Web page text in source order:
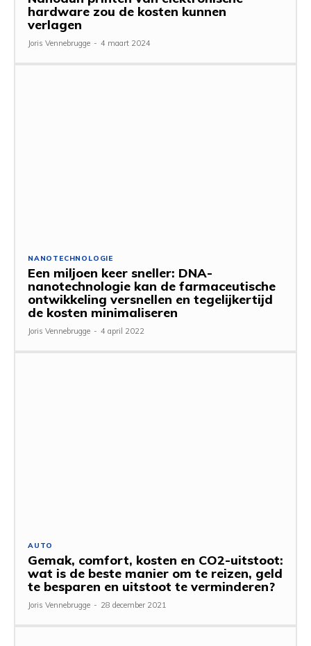
hardware zou de kosten kunnen
verlagen
Joris Vennebrugge - 4 maart 2024
NANOTECHNOLOGIE
Een miljoen keer sneller: DNA-
nanotechnologie kan de farmaceutische
ontwikkeling versnellen en tegelijkertijd
de kosten minimaliseren
Joris Vennebrugge - 4 april 2022
AUTO
Gemak, comfort, kosten en CO2-uitstoot:
wat is de beste manier om te reizen, geld
te besparen en uitstoot te verminderen?
Joris Vennebrugge - 28 december 2021